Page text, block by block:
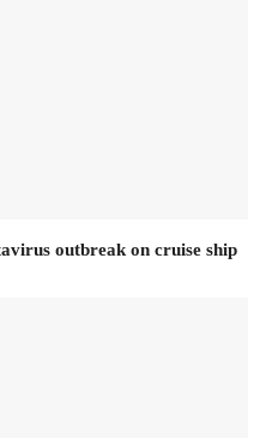
outbreak on cruise ship